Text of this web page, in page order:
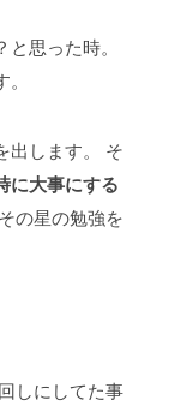
思った時。
します。
そ
に大事にする
その星の勉強を
しにしてた事